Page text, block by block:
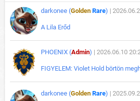
darkonee (Golden Rare) |
A Lila Erőd
PHOENIX (Admin) | 2026.06.10
FIGYELEM: Violet Hold börtön
darkonee (Golden Rare) |